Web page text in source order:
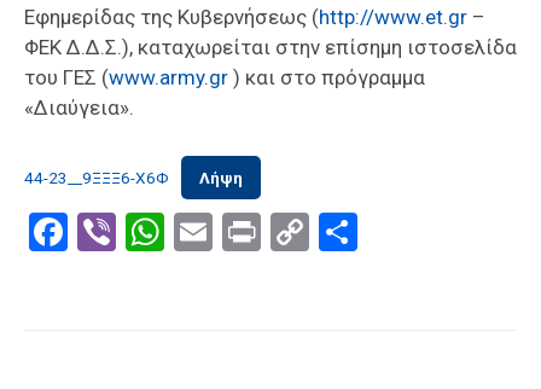
Εφημερίδας της Κυβερνήσεως (http://www.et.gr –
ΦΕΚ Δ.Δ.Σ.), καταχωρείται στην επίσημη ιστοσελίδα
του ΓΕΣ (www.army.gr ) και στο πρόγραμμα
«Διαύγεια».
44-23__9ΞΞΞ6-Χ6Φ Λήψη
Facebook
ViberWhatsApp
EmailPrintCopy